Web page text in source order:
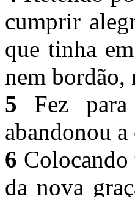
cumprir
que tinha
nem bordão,
5 Fez
abandonou
6 Colocando
da nova